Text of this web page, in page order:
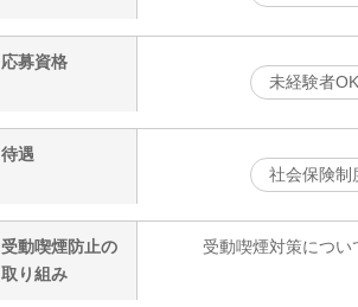
応募資格
未経験者OK
待遇
社会保険制
受動喫煙防止の
取り組み
受動喫煙対策につ